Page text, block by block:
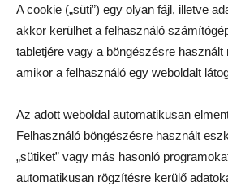
A cookie („süti”) egy olyan fájl, illetve
akkor kerülhet a felhasználó
tabletjére vagy a böngészésre
amikor a felhasználó egy weboldalt
Az adott weboldal automatikusan
Felhasználó böngészésre használt
„sütiket” vagy más hasonló
automatikusan rögzítésre kerülő